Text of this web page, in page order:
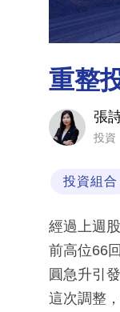
重整
張
投資
投資組合
經過上週
前高位66
圓急升引
這次調整